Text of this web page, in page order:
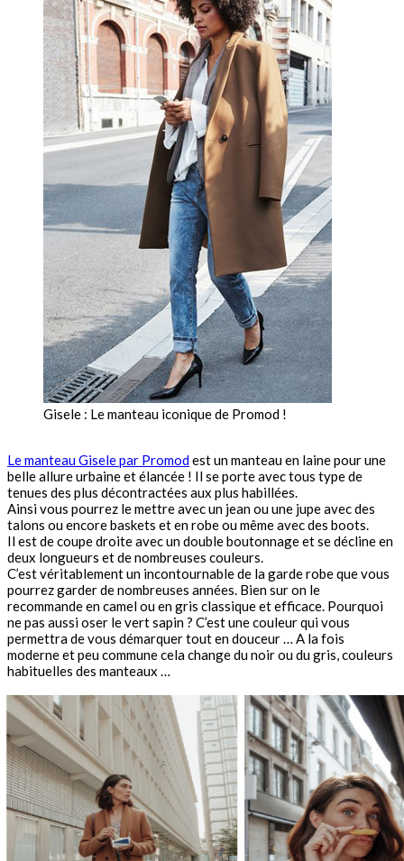
Gisele : Le manteau iconique de Promod !
Le manteau Gisele par Promodest un manteau en laine pour une
belle allure urbaine et élancée ! Il se porte avec tous type de
tenues des plus décontractées aux plus habillées.
Ainsi vous pourrez le mettre avec un jean ou une jupe avec des
talons ou encore baskets et en robe ou même avec des boots.
Il est de coupe droite avec un double boutonnage et se décline en
deux longueurs et de nombreuses couleurs.
C’est véritablement un incontournable de la garde robe que vous
pourrez garder de nombreuses années. Bien sur on le
recommande en camel ou en gris classique et efficace. Pourquoi
ne pas aussi oser le vert sapin ? C’est une couleur qui vous
permettra de vous démarquer tout en douceur … A la fois
moderne et peu commune cela change du noir ou du gris, couleurs
habituelles des manteaux …